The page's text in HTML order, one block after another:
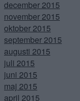
december 2015
november 2015
oktober 2015
september 2015
augusti 2015
juli 2015
juni 2015
maj 2015
april 2015